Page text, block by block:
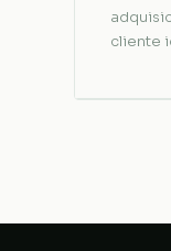
cliente